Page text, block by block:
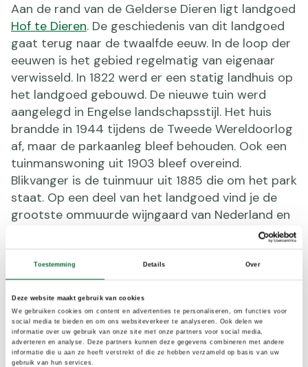
Toestemming Details Over
Deze website maakt gebruik van cookies
We gebruiken cookies om content en advertenties te personaliseren, om functies voor
social media te bieden en om ons websiteverkeer te analyseren. Ook delen we
informatie over uw gebruik van onze site met onze partners voor social media,
adverteren en analyse. Deze partners kunnen deze gegevens combineren met andere
informatie die u aan ze heeft verstrekt of die ze hebben verzameld op basis van uw
gebruik van hun services.
Aan de rand van de Gelderse Dieren ligt landgoed
Hof te Dieren. De geschiedenis van dit landgoed
gaat terug naar de twaalfde eeuw. In de loop der
eeuwen is het gebied regelmatig van eigenaar
verwisseld. In 1822 werd er een statig landhuis op
het landgoed gebouwd. De nieuwe tuin werd
aangelegd in Engelse landschapsstijl. Het huis
brandde in 1944 tijdens de Tweede Wereldoorlog
af, maar de parkaanleg bleef behouden. Ook een
tuinmanswoning uit 1903 bleef overeind.
Blikvanger is de tuinmuur uit 1885 die om het park
staat. Op een deel van het landgoed vind je de
grootste ommuurde wijngaard van Nederland en
een kwekerij voor bijzondere vaste planten. Als je
de grote weg tussen Dieren en het dorp Ellecom
oversteekt, stap je zo de bossen van de
Veluwezoom in.
Landgoed Kraaybeekerhof,
Driebergen